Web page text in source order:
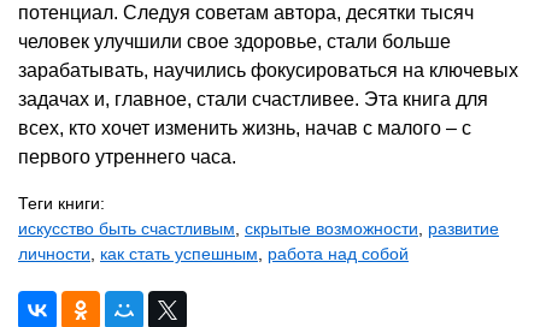
потенциал. Следуя советам автора, десятки тысяч
человек улучшили свое здоровье, стали больше
зарабатывать, научились фокусироваться на ключевых
задачах и, главное, стали счастливее. Эта книга для
всех, кто хочет изменить жизнь, начав с малого – с
первого утреннего часа.
Теги книги:
искусство быть счастливым скрытые возможности
развитие
личности
как стать успешным работа над собой